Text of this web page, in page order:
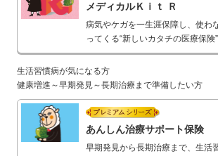
メディカルＫｉｔ Ｒ
病気やケガを一生涯保障し、使わ
ってくる“新しいカタチの医療保険”
生活習慣病が気になる方
健康増進～早期発見～長期治療まで準備したい方
あんしん治療サポート保険
早期発見から長期治療まで、生活